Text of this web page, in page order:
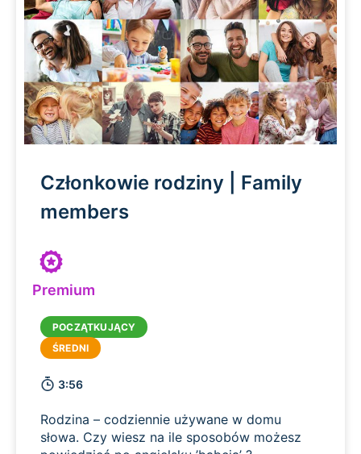
Członkowie rodziny | Family
members
Premium
3:56
Rodzina – codziennie używane w domu
słowa. Czy wiesz na ile sposobów możesz